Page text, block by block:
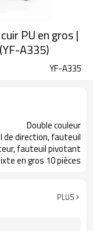
PU en gros |
A335)
YF-A335
Double couleur
de direction, fauteuil
fauteuil pivotant
en gros 10 pièces
PLUS